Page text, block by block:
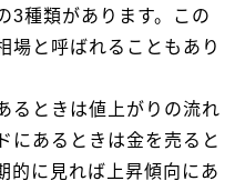
3種類があります。この
場と呼ばれることもあり
るときは値上がりの流れ
にあるときは金を売ると
的に見れば上昇傾向にあ